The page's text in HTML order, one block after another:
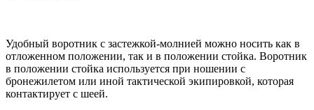
Удобный воротник с застежкой-молнией можно носить как в
отложенном положении, так и в положении стойка. Воротник
в положении стойка используется при ношении с
бронежилетом или иной тактической экипировкой, которая
контактирует с шеей.